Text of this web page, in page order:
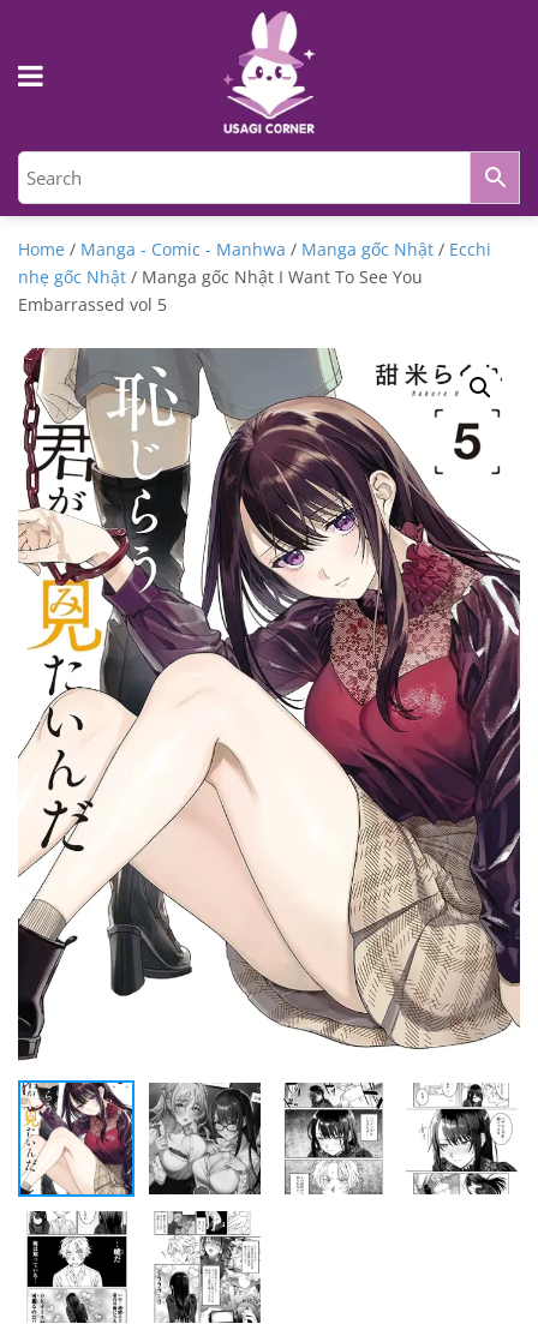
Home / Manga - Comic - Manhwa / Manga gốc Nhật / Ecchi
nhẹ gốc Nhật / Manga gốc Nhật I Want To See You
Embarrassed vol 5